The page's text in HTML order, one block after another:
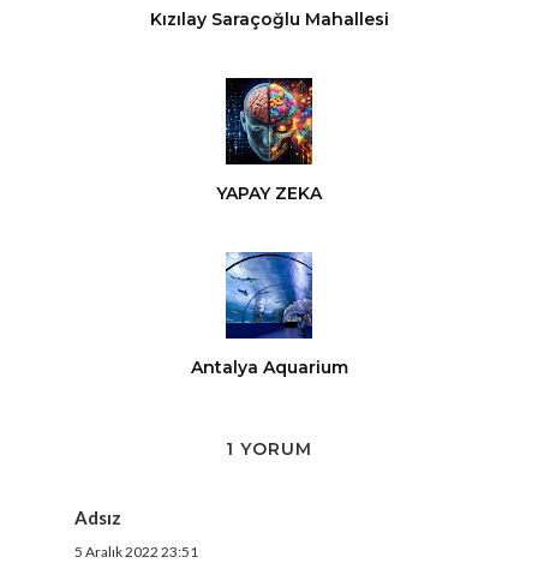
Kızılay Saraçoğlu Mahallesi
YAPAY ZEKA
Antalya Aquarium
1 YORUM
Adsız
5 Aralık 2022 23:51